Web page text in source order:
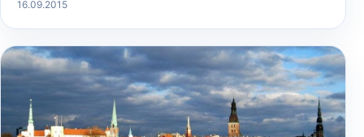
16.09.2015